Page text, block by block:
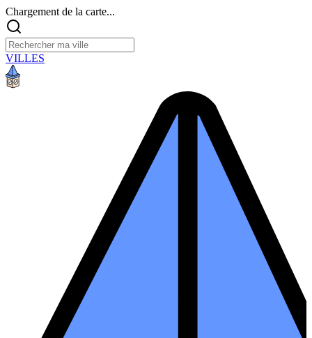
Chargement de la carte...
VILLES